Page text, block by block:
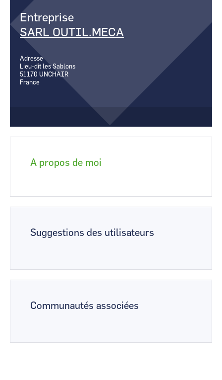
CCI Business
Occitanie
CCI Business
Pays de la Loire
Occitanie
CCI Business
Entreprise
SARL OUTIL.MECA
Adresse
Lieu-dit les Sablons
51170 UNCHAIR
France
A propos de moi
Suggestions des utilisateurs
Communautés associées